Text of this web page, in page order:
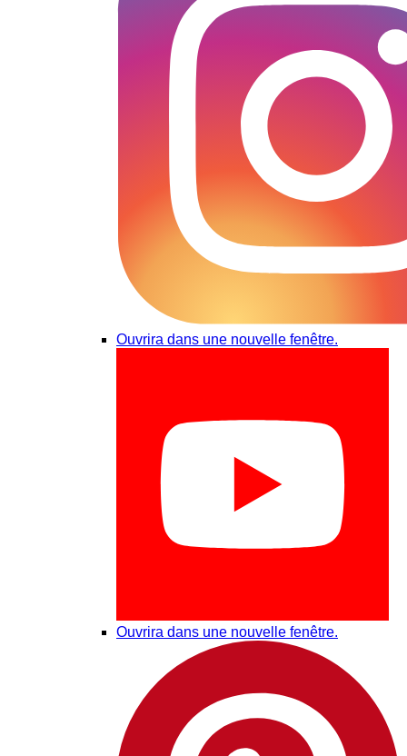
Ouvrira dans une nouvelle fenêtre.
Ouvrira dans une nouvelle fenêtre.